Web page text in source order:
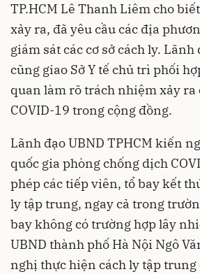
TP.HCM Lê Thanh Liêm cho
xảy ra, đã yêu cầu các địa
giám sát các cơ sở cách ly.
cũng giao Sở Y tế chủ trì phối
quan làm rõ trách nhiệm xảy ra
COVID-19 trong cộng đồng.
Lãnh đạo UBND TPHCM kiến
quốc gia phòng chống dịch
phép các tiếp viên, tổ bay kết
ly tập trung, ngay cả trong
bay không có trường hợp lây
UBND thành phố Hà Nội Ngô
nghị thực hiện cách ly tập trung